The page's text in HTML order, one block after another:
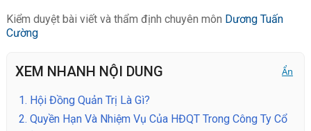
Kiểm duyệt bài viết và thẩm định chuyên môn Dương Tuấn
Cường
XEM NHANH NỘI DUNG Ẩn
1. Hội Đồng Quản Trị Là Gì?
2. Quyền Hạn Và Nhiệm Vụ Của HĐQT Trong Công Ty Cổ